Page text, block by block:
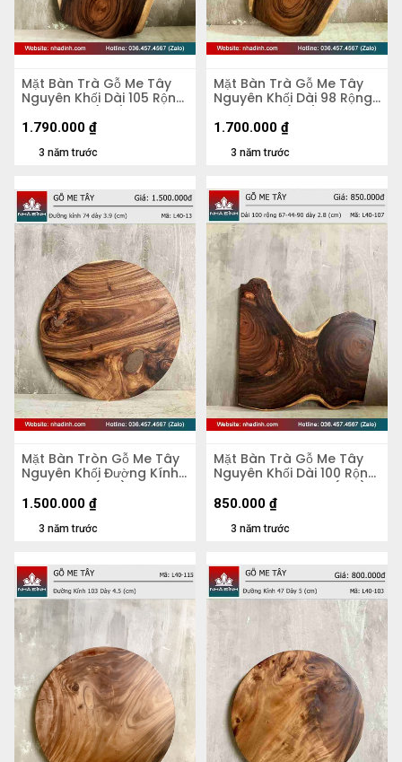
Mặt Bàn Trà Gỗ Me Tây
Nguyên Khối Dài 105 Rộng
58 Dày 5,2 (cm)
3 năm trước
1.790.000 ₫
Mặt Bàn Trà Gỗ Me Tây
Nguyên Khối Dài 98 Rộng
58 Dày 5,3 (cm)
3 năm trước
1.700.000 ₫
Mặt Bàn Tròn Gỗ Me Tây
Nguyên Khối Đường Kính
74 Dày 3.9 (cm)
3 năm trước
1.500.000 ₫
Mặt Bàn Trà Gỗ Me Tây
Nguyên Khối Dài 100 Rộng
67-44-90 Dày 2,8 (cm)
3 năm trước
850.000 ₫